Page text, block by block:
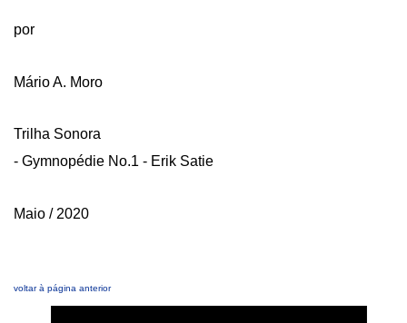
por
Mário A. Moro
Trilha Sonora
- Gymnopédie No.1 - Erik Satie
Maio / 2020
voltar à página anterior